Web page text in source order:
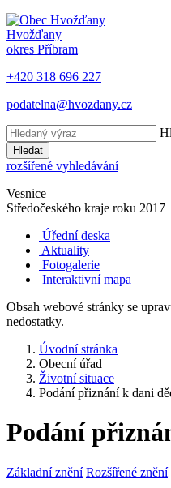
Hvožďany
okres Příbram
+420 318 696 227
podatelna@hvozdany.cz
Hledat
rozšířené vyhledávání
Vesnice
Středočeského kraje roku 2017
Úřední deska
Aktuality
Fotogalerie
Interaktivní mapa
Obsah webové stránky se
nedostatky.
Úvodní stránka
Obecní úřad
Životní situace
Podání přiznání k dani
Podání
Základní znění Rozšířené znění